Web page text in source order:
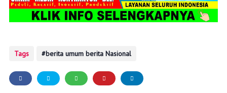
Tags berita umum berita Nasional